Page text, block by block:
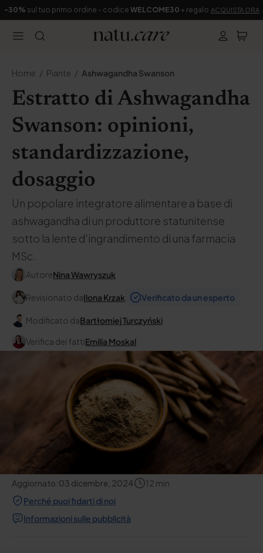
-30% sul tuo primo ordine - codice WELCOME30 + regalo ACQUISTA ORA
Home Piante Ashwagandha Swanson
Estratto di Ashwagandha
Swanson: opinioni,
standardizzazione,
dosaggio
Un popolare integratore alimentare a base di
ashwagandha di un produttore statunitense
sotto la lente d'ingrandimento di una farmacia
MSc.
AutoreNina Wawryszuk
Revisionato daIlona Krzak Verificato da un esperto
Modificato daBartłomiej Turczyński
Verifica dei fattiEmilia Moskal
Aggiornato:03 dicembre, 2024 12 min
Perché puoi fidarti di noi
Informazioni sulle pubblicità